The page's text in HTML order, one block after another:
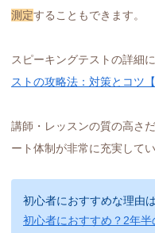
測定することもできます。
スピーキングテストの詳細
ストの攻略法：対策とコツ
講師・レッスンの質の高さ
ート体制が非常に充実してい
初心者におすすめな理由
初心者におすすめ？2年